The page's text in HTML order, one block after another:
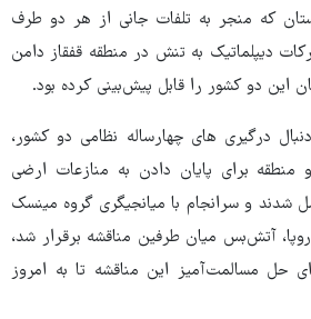
که منجر به تلفات جانی از هر دو طرف
دیپلماتیک به تنش در منطقه قفقاز دامن
این دو کشور را قابل پیش‌بینی کرده بود.
به دنبال درگیری های چهارساله نظامی دو کشور،
منطقه برای پایان دادن به منازعات ارضی
شدند و سرانجام با میانجیگری گروه مینسک
آتش‌بس میان طرفین مناقشه برقرار شد،
حل مسالمت‌آمیز این مناقشه تا به امروز